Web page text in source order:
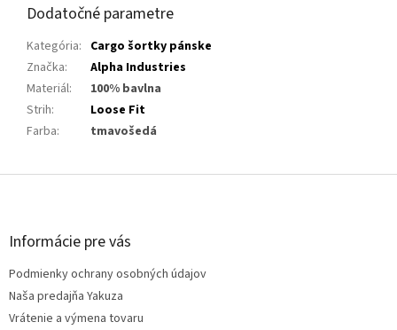
Dodatočné parametre
Kategória: Cargo šortky pánske
Značka:
Alpha Industries
Materiál:
100% bavlna
Strih:
Loose Fit
Farba: tmavošedá
Z
Informácie pre vás
Podmienky ochrany osobných údajov
Naša predajňa Yakuza
Vrátenie a výmena tovaru